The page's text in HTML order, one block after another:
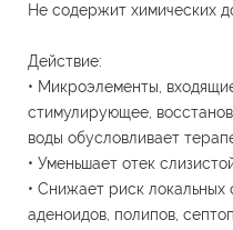
Не содержит химических
Действие:
• Микроэлементы,
стимулирующее,
воды обусловливает
• Уменьшает отек
• Cнижает риск
аденоидов, полипов,